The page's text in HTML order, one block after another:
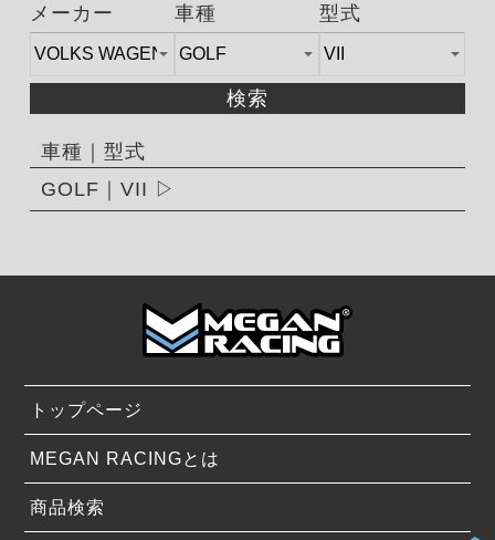
メーカー 車種 型式
検索
車種｜型式
GOLF｜VII
トップページ
MEGAN RACINGとは
商品検索